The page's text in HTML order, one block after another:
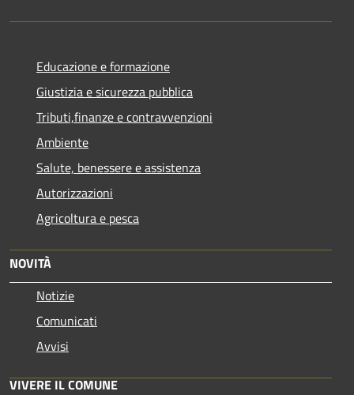
Educazione e formazione
Giustizia e sicurezza pubblica
Tributi,finanze e contravvenzioni
Ambiente
Salute, benessere e assistenza
Autorizzazioni
Agricoltura e pesca
NOVITÀ
Notizie
Comunicati
Avvisi
VIVERE IL COMUNE